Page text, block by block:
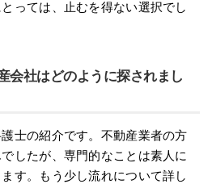
っては、止むを得ない選択でし
会社はどのように探されまし
士の紹介です。不動産業者の方
したが、専門的なことは素人に
す。もう少し流れについて詳し